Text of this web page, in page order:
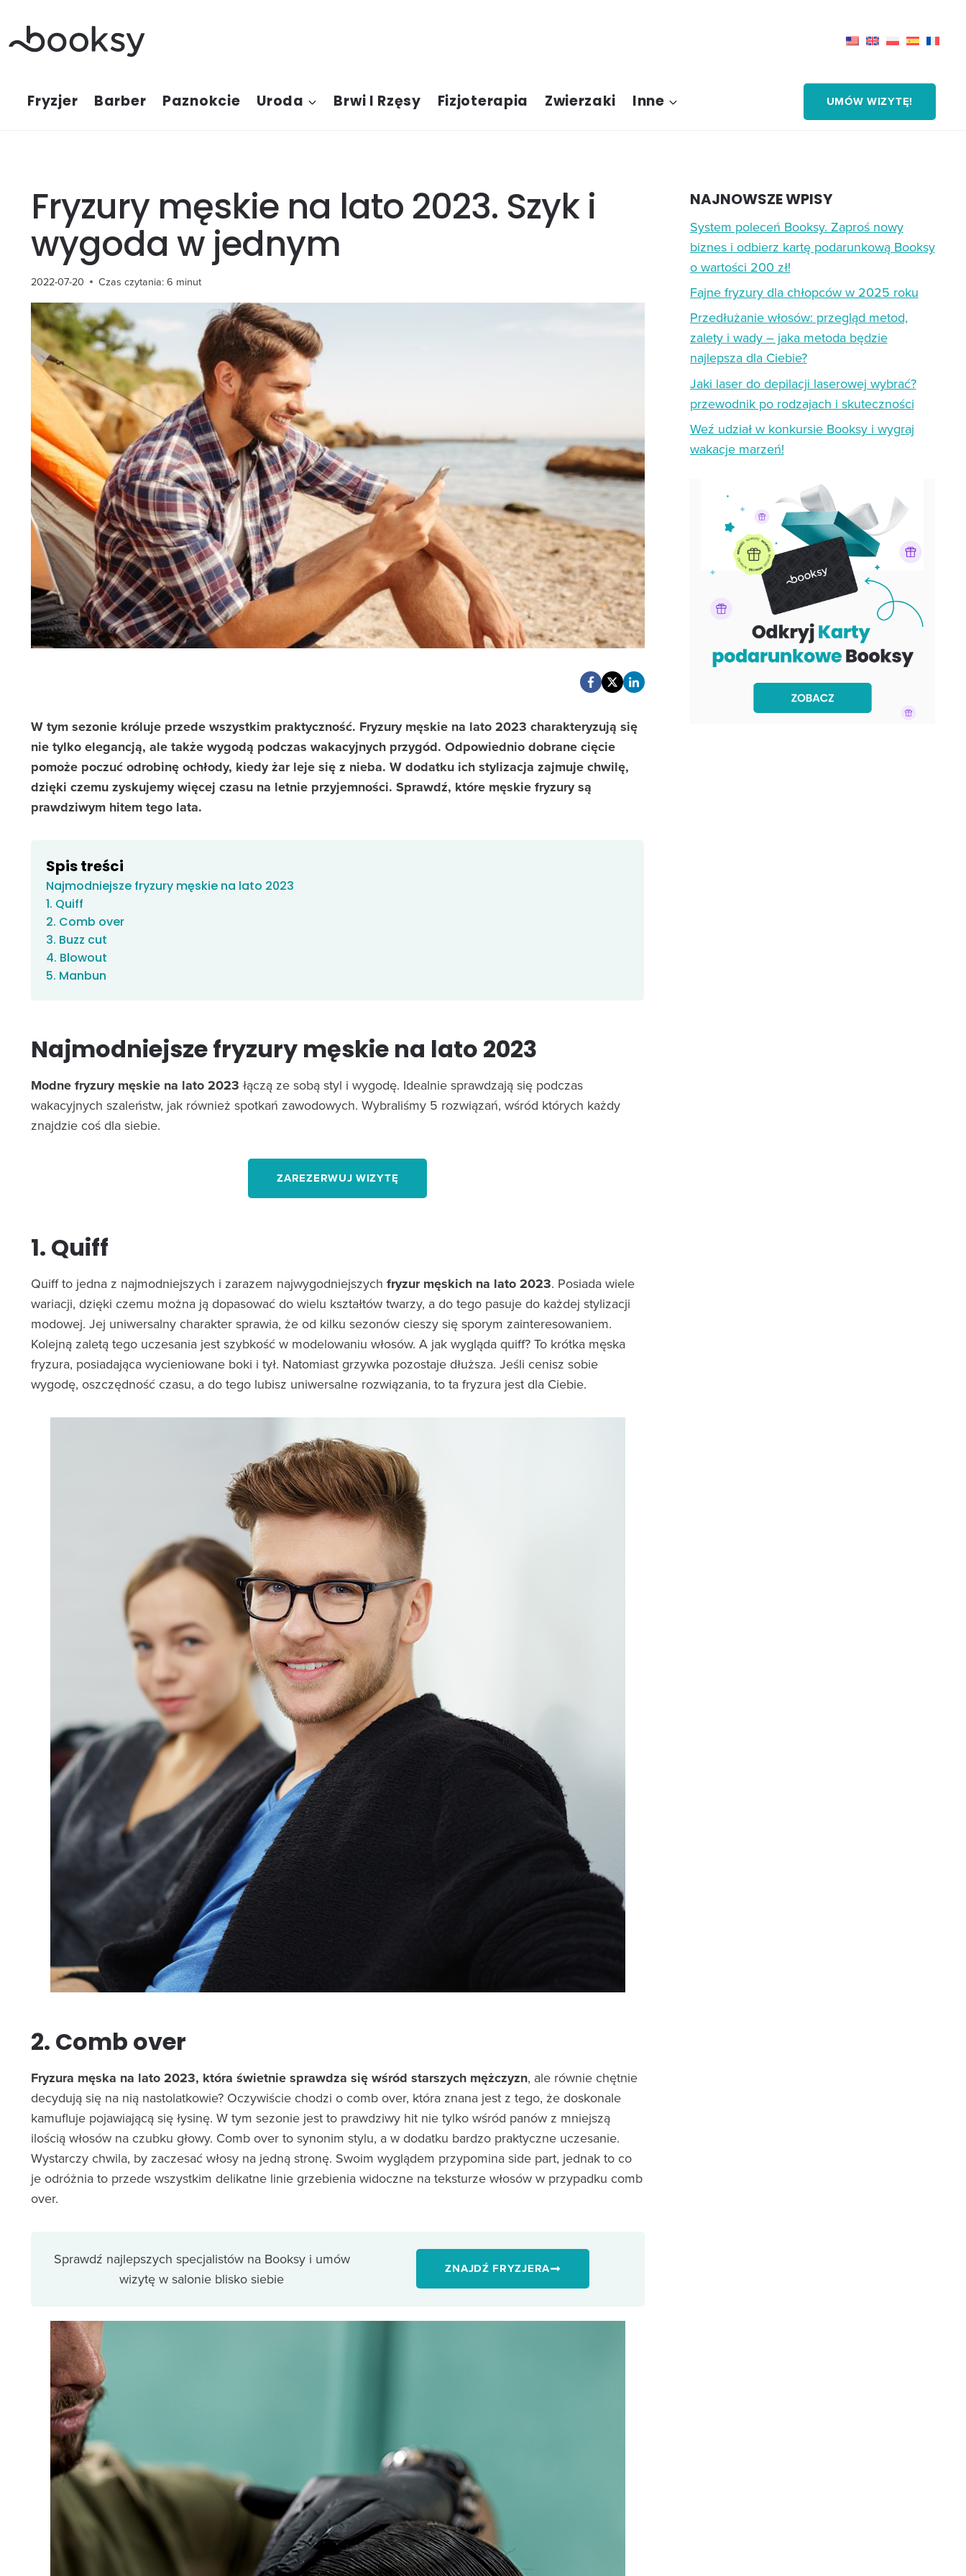
treści
Fryzjer Barber Paznokcie Uroda Brwi I Rzęsy Fizjoterapia Zwierzaki Inne UMÓW WIZYTĘ!
Fryzury męskie na lato 2023. Szyk i
wygoda w jednym
2022-07-20 Czas czytania:6 minut
W tym sezonie króluje przede wszystkim praktyczność. Fryzury męskie na lato 2023 charakteryzują się
nie tylko elegancją, ale także wygodą podczas wakacyjnych przygód. Odpowiednio dobrane cięcie
pomoże poczuć odrobinę ochłody, kiedy żar leje się z nieba. W dodatku ich stylizacja zajmuje chwilę,
dzięki czemu zyskujemy więcej czasu na letnie przyjemności. Sprawdź, które męskie fryzury są
prawdziwym hitem tego lata.
Spis treści
Najmodniejsze fryzury męskie na lato 2023
1. Quiff
2. Comb over
3. Buzz cut
4. Blowout
5. Manbun
Najmodniejsze fryzury męskie na lato 2023
Modne fryzury męskie na lato 2023 łączą ze sobą styl i wygodę. Idealnie sprawdzają się podczas
wakacyjnych szaleństw, jak również spotkań zawodowych. Wybraliśmy 5 rozwiązań, wśród których każdy
znajdzie coś dla siebie.
ZAREZERWUJ WIZYTĘ
1. Quiff
Quiff to jedna z najmodniejszych i zarazem najwygodniejszych fryzur męskich na lato 2023. Posiada wiele
wariacji, dzięki czemu można ją dopasować do wielu kształtów twarzy, a do tego pasuje do każdej stylizacji
modowej. Jej uniwersalny charakter sprawia, że od kilku sezonów cieszy się sporym zainteresowaniem.
Kolejną zaletą tego uczesania jest szybkość w modelowaniu włosów. A jak wygląda quiff? To krótka męska
fryzura, posiadająca wycieniowane boki i tył. Natomiast grzywka pozostaje dłuższa. Jeśli cenisz sobie
wygodę, oszczędność czasu, a do tego lubisz uniwersalne rozwiązania, to ta fryzura jest dla Ciebie.
2. Comb over
Fryzura męska na lato 2023, która świetnie sprawdza się wśród starszych mężczyzn, ale równie chętnie
decydują się na nią nastolatkowie? Oczywiście chodzi o comb over, która znana jest z tego, że doskonale
kamufluje pojawiającą się łysinę. W tym sezonie jest to prawdziwy hit nie tylko wśród panów z mniejszą
ilością włosów na czubku głowy. Comb over to synonim stylu, a w dodatku bardzo praktyczne uczesanie.
Wystarczy chwila, by zaczesać włosy na jedną stronę. Swoim wyglądem przypomina side part, jednak to co
je odróżnia to przede wszystkim delikatne linie grzebienia widoczne na teksturze włosów w przypadku comb
over.
Sprawdź najlepszych specjalistów na Booksy i umów
wizytę w salonie blisko siebie
ZNAJDŹ FRYZJERA
NAJNOWSZE WPISY
System poleceń Booksy. Zaproś nowy
biznes i odbierz kartę podarunkową Booksy
o wartości 200 zł!
Fajne fryzury dla chłopców w 2025 roku
Przedłużanie włosów: przegląd metod,
zalety i wady – jaka metoda będzie
najlepsza dla Ciebie?
Jaki laser do depilacji laserowej wybrać?
przewodnik po rodzajach i skuteczności
Weź udział w konkursie Booksy i wygraj
wakacje marzeń!